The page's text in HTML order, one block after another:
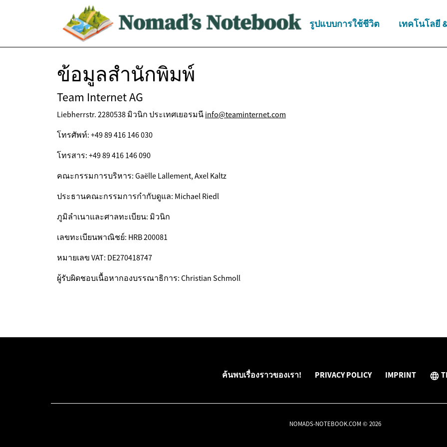
รูปแบบการใช้ชีวิต เทคโนโลยี
ข้อมูลสำนักพิมพ์
Team Internet AG
Liebherrstr. 2280538 มิวนิก ประเทศเยอรมนี info@teaminternet.com
โทรศัพท์: +49 89 416 146 030
โทรสาร: +49 89 416 146 090
คณะกรรมการบริหาร: Gaëlle Lallement, Axel Kaltz
ประธานคณะกรรมการกำกับดูแล: Michael Riedl
ภูมิลำเนาและศาลทะเบียน: มิวนิก
เลขทะเบียนพาณิชย์: HRB 200081
หมายเลข VAT: DE270418747
ผู้รับผิดชอบเนื้อหากองบรรณาธิการ: Christian Schmoll
ค้นพบเรื่องราวของเรา! PRIVACY POLICY IMPRINT
NOMADS-NOTEBOOK.COM © 2026